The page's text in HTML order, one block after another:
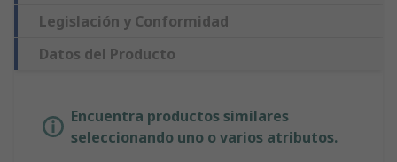
Legislación y Conformidad
Datos del Producto
Encuentra productos similares
seleccionando uno o varios atributos.